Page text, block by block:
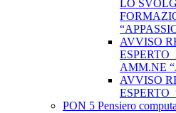
LO
AVVISO
AMM.NE
AVVISO
ESPERTO
PON 5 Pensiero